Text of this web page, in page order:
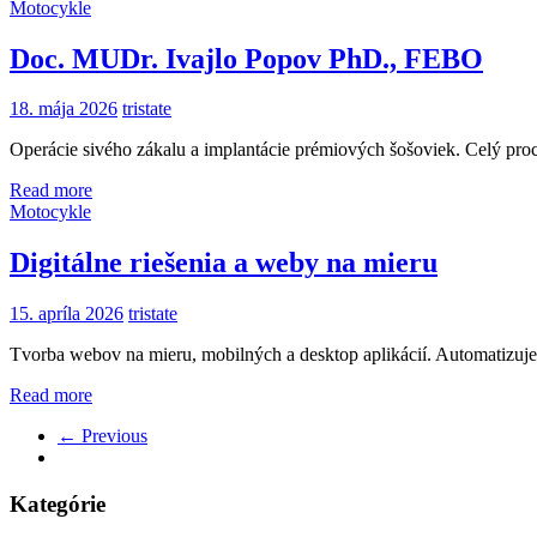
Motocykle
Doc. MUDr. Ivajlo Popov PhD., FEBO
18. mája 2026 tristate
Operácie sivého zákalu a implantácie prémiových šošoviek. Celý
Read more
Motocykle
Digitálne riešenia a weby na mieru
15. apríla 2026 tristate
Tvorba webov na mieru, mobilných a desktop aplikácií.
Read more
← Previous
Kategórie